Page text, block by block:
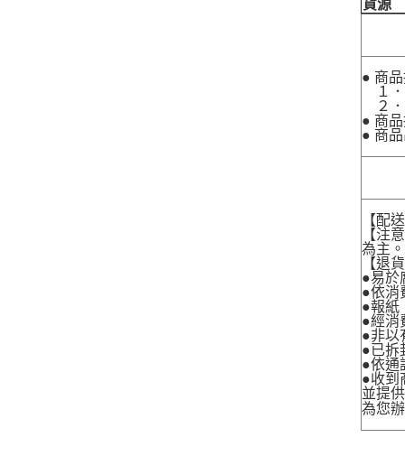
貨源
● 商
１．
２．
● 商
● 商
【配
【注
為主。
【退
●易於
●依消
●報紙
●經消
●非以
●已拆
●依通
●收到
並提
為您